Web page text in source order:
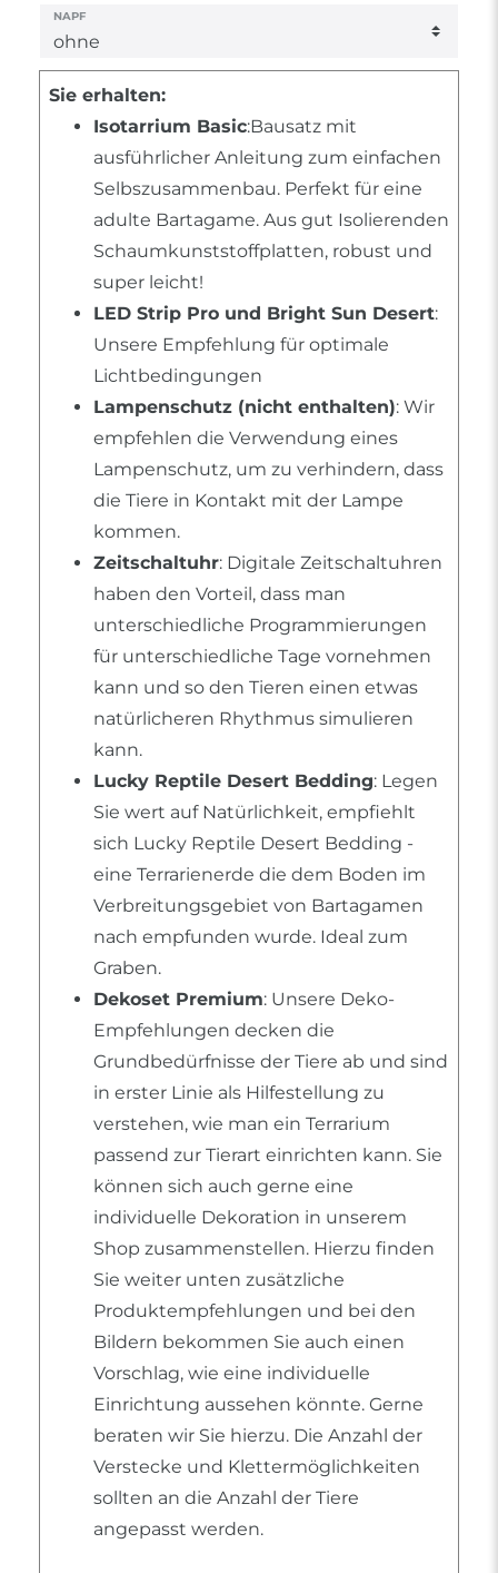
NAPF
Sie erhalten:
Isotarrium Basic:Bausatz mit
ausführlicher Anleitung zum einfachen
Selbszusammenbau. Perfekt für eine
adulte Bartagame. Aus gut Isolierenden
Schaumkunststoffplatten, robust und
super leicht!
LED Strip Pro und Bright Sun Desert:
Unsere Empfehlung für optimale
Lichtbedingungen
Lampenschutz (nicht enthalten): Wir
empfehlen die Verwendung eines
Lampenschutz, um zu verhindern, dass
die Tiere in Kontakt mit der Lampe
kommen.
Zeitschaltuhr: Digitale Zeitschaltuhren
haben den Vorteil, dass man
unterschiedliche Programmierungen
für unterschiedliche Tage vornehmen
kann und so den Tieren einen etwas
natürlicheren Rhythmus simulieren
kann.
Lucky Reptile Desert Bedding: Legen
Sie wert auf Natürlichkeit, empfiehlt
sich Lucky Reptile Desert Bedding -
eine Terrarienerde die dem Boden im
Verbreitungsgebiet von Bartagamen
nach empfunden wurde. Ideal zum
Graben.
Dekoset Premium: Unsere Deko-
Empfehlungen decken die
Grundbedürfnisse der Tiere ab und sind
in erster Linie als Hilfestellung zu
verstehen, wie man ein Terrarium
passend zur Tierart einrichten kann. Sie
können sich auch gerne eine
individuelle Dekoration in unserem
Shop zusammenstellen. Hierzu finden
Sie weiter unten zusätzliche
Produktempfehlungen und bei den
Bildern bekommen Sie auch einen
Vorschlag, wie eine individuelle
Einrichtung aussehen könnte. Gerne
beraten wir Sie hierzu. Die Anzahl der
Verstecke und Klettermöglichkeiten
sollten an die Anzahl der Tiere
angepasst werden.